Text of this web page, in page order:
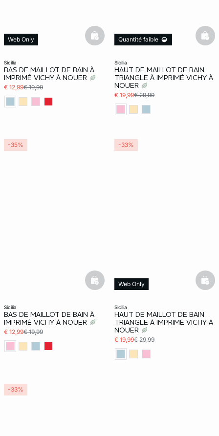
sicilia
BAS DE MAILLOT DE BAIN À
IMPRIMÉ VICHY À NOUER
€ 12,99€ 19,99
Web Only
basketfull
sicilia
HAUT DE MAILLOT DE BAIN
TRIANGLE À IMPRIMÉ VICHY À
NOUER
€ 19,99€ 29,99
Quantité faible
sicilia
BAS DE MAILLOT DE BAIN À
IMPRIMÉ VICHY À NOUER
€ 12,99€ 19,99
basketfull
-35%
sicilia
HAUT DE MAILLOT DE BAIN
TRIANGLE À IMPRIMÉ VICHY À
NOUER
€ 19,99€ 29,99
Web Only
-33%
-33%